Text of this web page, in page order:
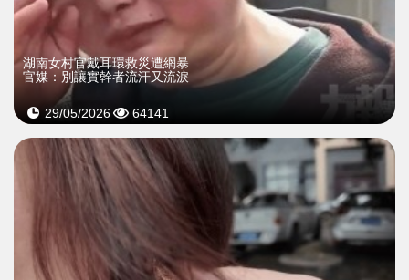
湖南女村官戴耳環救災遭網暴
官媒：別讓實幹者流汗又流淚
29/05/2026 64141